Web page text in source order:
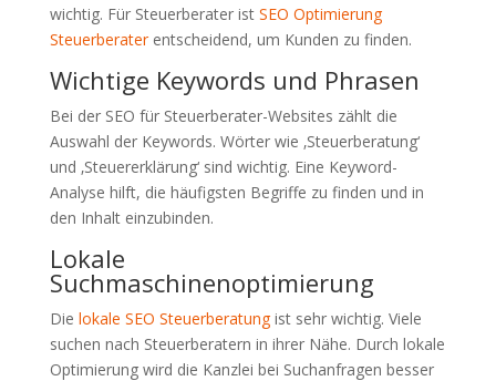
wichtig. Für Steuerberater ist SEO Optimierung
Steuerberaterentscheidend, um Kunden zu finden.
Wichtige Keywords und Phrasen
Bei der SEO für Steuerberater-Websites zählt die
Auswahl der Keywords. Wörter wie ‚Steuerberatung‘
und ‚Steuererklärung‘ sind wichtig. Eine Keyword-
Analyse hilft, die häufigsten Begriffe zu finden und in
den Inhalt einzubinden.
Lokale
Suchmaschinenoptimierung
Die lokale SEO Steuerberatungist sehr wichtig. Viele
suchen nach Steuerberatern in ihrer Nähe. Durch lokale
Optimierung wird die Kanzlei bei Suchanfragen besser